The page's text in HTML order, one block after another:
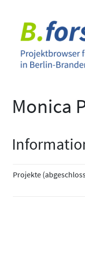
springen
Monica
Projekte